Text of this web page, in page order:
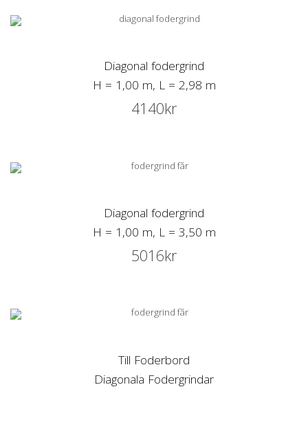
Diagonal fodergrind
H = 1,00 m, L = 2,98 m
4140kr
Diagonal fodergrind
H = 1,00 m, L = 3,50 m
5016kr
Till Foderbord
Diagonala Fodergrindar